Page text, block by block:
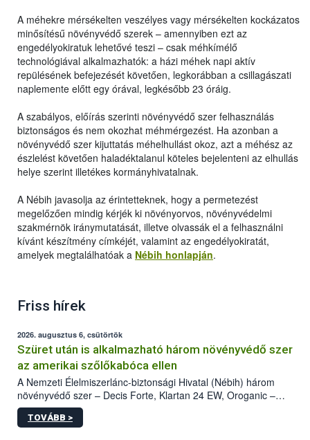
A méhekre mérsékelten veszélyes vagy mérsékelten kockázatos
minősítésű növényvédő szerek – amennyiben ezt az
engedélyokiratuk lehetővé teszi – csak méhkímélő
technológiával alkalmazhatók: a házi méhek napi aktív
repülésének befejezését követően, legkorábban a csillagászati
naplemente előtt egy órával, legkésőbb 23 óráig.
A szabályos, előírás szerinti növényvédő szer felhasználás
biztonságos és nem okozhat méhmérgezést. Ha azonban a
növényvédő szer kijuttatás méhelhullást okoz, azt a méhész az
észlelést követően haladéktalanul köteles bejelenteni az elhullás
helye szerint illetékes kormányhivatalnak.
A Nébih javasolja az érintetteknek, hogy a permetezést
megelőzően mindig kérjék ki növényorvos, növényvédelmi
szakmérnök iránymutatását, illetve olvassák el a felhasználni
kívánt készítmény címkéjét, valamint az engedélyokiratát,
amelyek megtalálhatóak a Nébih honlapján.
Friss hírek
2026. augusztus 6, csütörtök
Szüret után is alkalmazható három növényvédő szer
az amerikai szőlőkabóca ellen
A Nemzeti Élelmiszerlánc-biztonsági Hivatal (Nébih) három
növényvédő szer – Decis Forte, Klartan 24 EW, Oroganic –
engedélyokiratát módosította, így azok a szüretet követően,
egészen a vesszőérettség (BBCH 91) stádiumáig
TOVÁBB >